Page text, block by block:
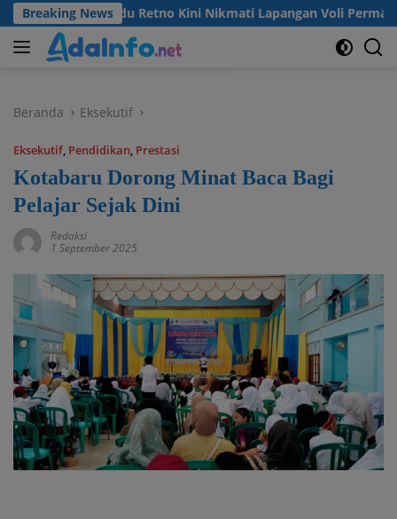
Langsung
ke
konten
Breaking News
Madu Retno Kini Nikmati Lapangan Voli Permanen Berkat
Beranda Eksekutif
Eksekutif, Pendidikan, Prestasi
Kotabaru Dorong Minat Baca Bagi
Pelajar Sejak Dini
Redaksi
1 September 2025